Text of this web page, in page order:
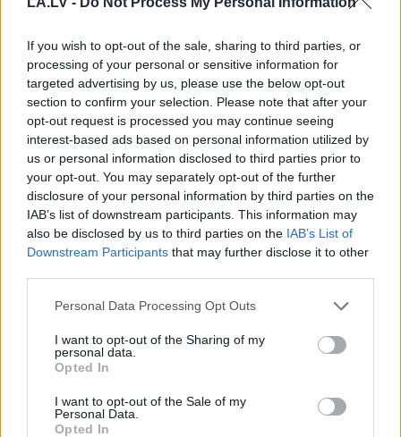
If you wish to opt-out of the sale, sharing to third parties, or
processing of your personal or sensitive information for
targeted advertising by us, please use the below opt-out
section to confirm your selection. Please note that after your
opt-out request is processed you may continue seeing
interest-based ads based on personal information utilized by
us or personal information disclosed to third parties prior to
your opt-out. You may separately opt-out of the further
disclosure of your personal information by third parties on the
IAB’s list of downstream participants. This information may
also be disclosed by us to third parties on the IAB’s List of
Downstream Participants that may further disclose it to other
Please note that this website/app uses one or more Google
not limited to your visit or usage behaviour. You may click to
grant or deny consent to Google and its third-party tags to
use your data for below specified purposes in below Google
consent section.
Personal Data Processing Opt Outs
I want to opt-out of the Sharing of my
personal data.
Opted In
I want to opt-out of the Sale of my
Personal Data.
Opted In
Lasīt citas ziņas
“Tu varētu aizvērties!”
Beata Jonīte jau atkal
superdārgu pulksteni
3zodiaka zīmes šajā
nedēļas nogalē kārtīgi
mājās